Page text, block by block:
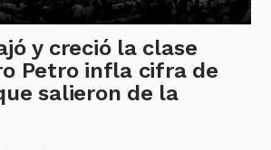
y creció la clase
Petro infla cifra de
salieron de la